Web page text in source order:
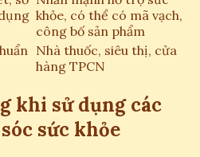
khỏe, có thể có mã vạch,
công bố sản phẩm
Nhà thuốc, siêu thị, cửa
hàng TPCN
khi sử dụng các
sức khỏe